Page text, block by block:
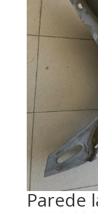
Parede